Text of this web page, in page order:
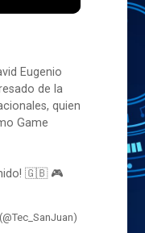
Eugenio
de la
quien
Game
🇬🇧 🎮